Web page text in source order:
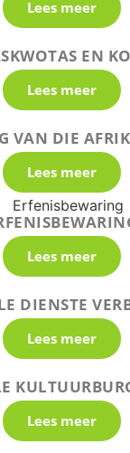
Lees meer
EN
Lees meer
VAN DIE
Lees meer
Lees meer
DIENSTE
Lees meer
Lees meer